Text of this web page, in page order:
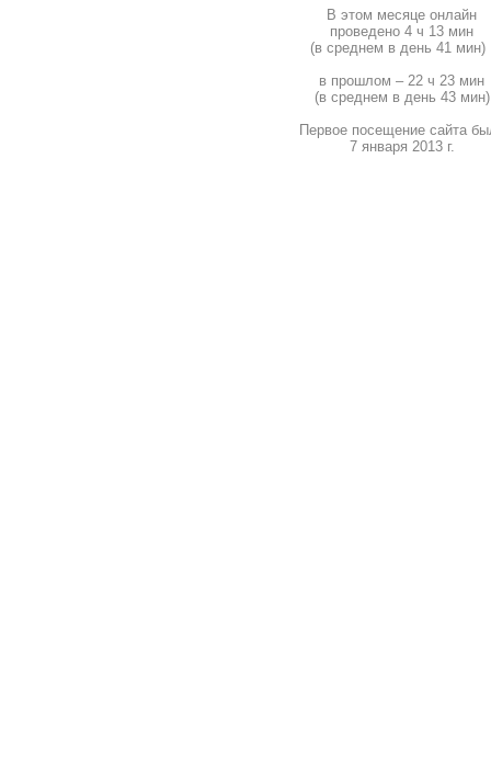
В этом месяце онлайн
проведено 4 ч 13 мин
(в среднем в день 41 мин)
в прошлом – 22 ч 23 мин
(в среднем в день 43 мин)
Первое посещение сайта
7 января 2013 г.